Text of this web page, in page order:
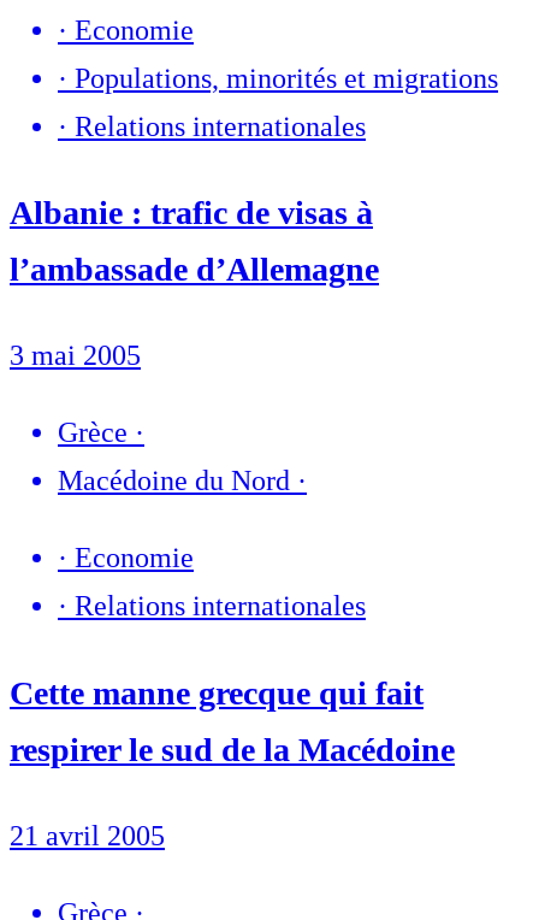
· Economie
· Populations, minorités et migrations
· Relations internationales
Albanie : trafic de visas à
l’ambassade d’Allemagne
3 mai 2005
Grèce ·
Macédoine du Nord ·
· Economie
· Relations internationales
Cette manne grecque qui fait
respirer le sud de la Macédoine
21 avril 2005
Grèce ·